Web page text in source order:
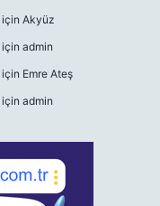
için Akyüz
için admin
için Emre Ateş
için admin